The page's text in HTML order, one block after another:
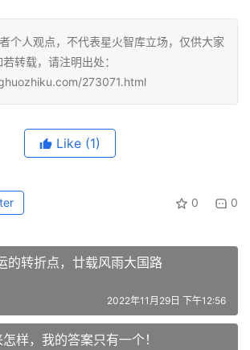
个人观点，不代表星火智库立场，仅供大家
转载，请注明出处：
273071.html
Like (1)
0 0
转折点，廿载风雨大国路
2022年11月29日 下午12:56
样，我的答案只有一个！